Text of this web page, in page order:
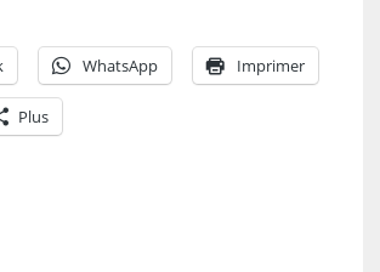
WhatsApp Imprimer
Plus